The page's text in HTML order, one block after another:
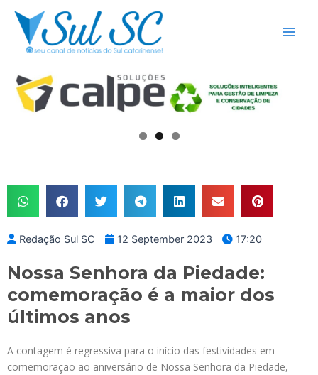
Skip
content
Redação Sul SC 12 September 2023 17:20
Nossa Senhora da Piedade:
comemoração é a maior dos
últimos anos
A contagem é regressiva para o início das festividades em
comemoração ao aniversário de Nossa Senhora da Piedade,